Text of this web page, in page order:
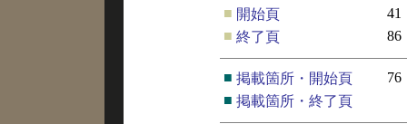
■ 開始頁
41
■ 終了頁 86
■ 掲載箇所・開始頁
76
■ 掲載箇所・終了頁